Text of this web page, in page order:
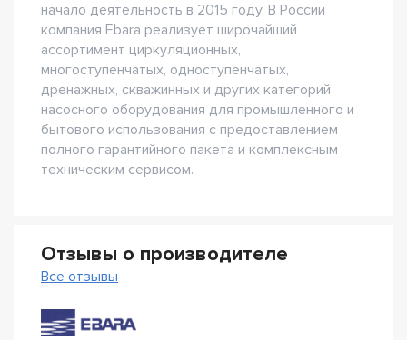
начало деятельность в 2015 году. В России
компания Ebara реализует широчайший
ассортимент циркуляционных,
многоступенчатых, одноступенчатых,
дренажных, скважинных и других категорий
насосного оборудования для промышленного и
бытового использования с предоставлением
полного гарантийного пакета и комплексным
техническим сервисом.
Отзывы о производителе
Все отзывы